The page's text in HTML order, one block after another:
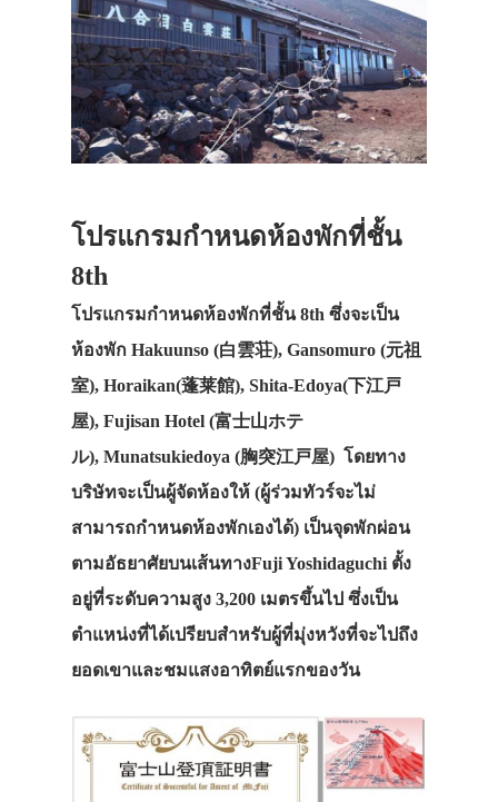
โปรแกรมกำหนดห้องพักที่ชั้น
8th
โปรแกรมกำหนดห้องพักที่ชั้น 8th ซึ่งจะเป็น
ห้องพัก Hakuunso (白雲荘), Gansomuro (元祖
室), Horaikan(蓬莱館), Shita-Edoya(下江戸
屋), Fujisan Hotel (富士山ホテ
ル), Munatsukiedoya (胸突江戸屋) โดยทาง
บริษัทจะเป็นผู้จัดห้องให้ (ผู้ร่วมทัวร์จะไม่
สามารถกำหนดห้องพักเองได้) เป็นจุดพักผ่อน
ตามอัธยาศัยบนเส้นทางFuji Yoshidaguchi ตั้ง
อยู่ที่ระดับความสูง 3,200 เมตรขึ้นไป ซึ่งเป็น
ตำแหน่งที่ได้เปรียบสำหรับผู้ที่มุ่งหวังที่จะไปถึง
ยอดเขาและชมแสงอาทิตย์แรกของวัน